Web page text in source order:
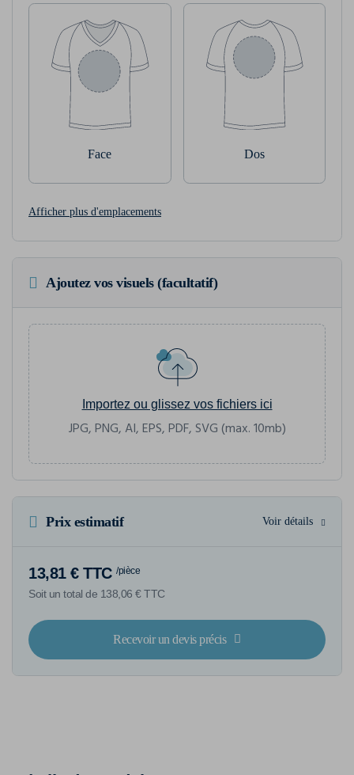
Face Dos
Afficher plus d'emplacements
Ajoutez vos visuels (facultatif)
Importez ou glissez vos fichiers ici
JPG, PNG, AI, EPS, PDF, SVG (max. 10mb)
Prix estimatif Voir détails
13,81 € TTC /pièce
Soit un total de 138,06 € TTC
Recevoir un devis précis